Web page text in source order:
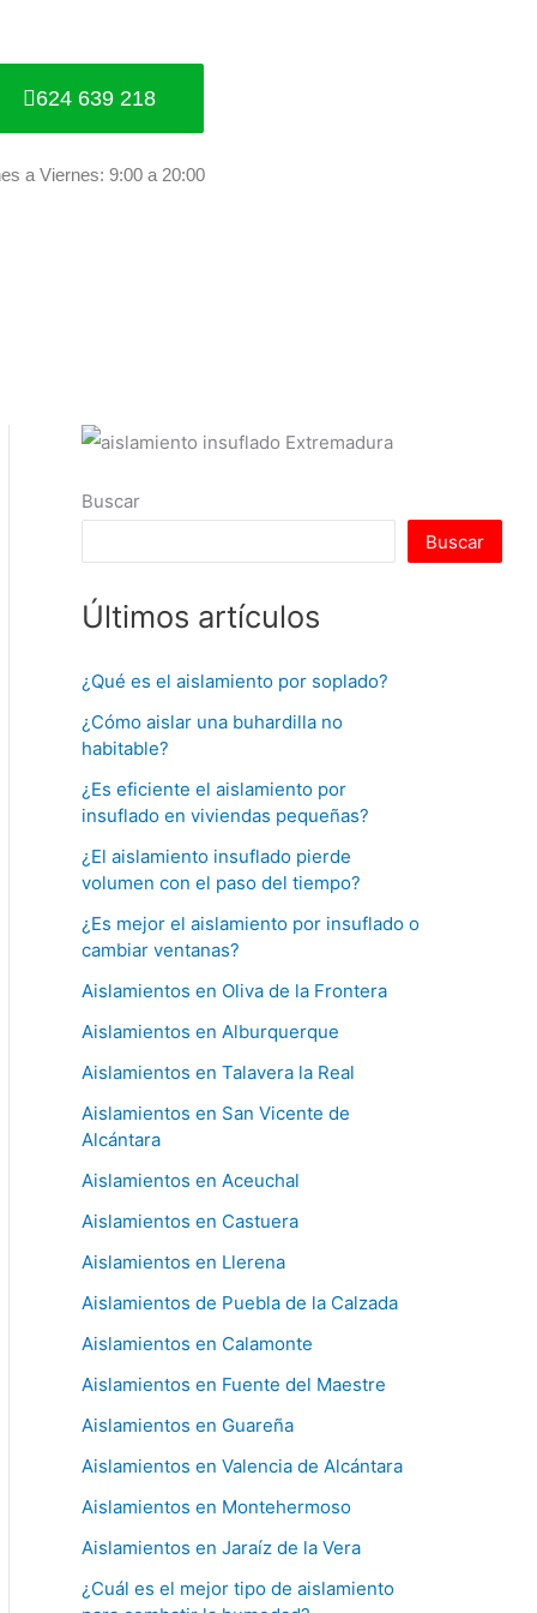
624 639 218
a Viernes: 9:00 a 20:00
Buscar
Buscar
Últimos artículos
¿Qué es el aislamiento por soplado?
¿Cómo aislar una buhardilla no
habitable?
¿Es eficiente el aislamiento por
insuflado en viviendas pequeñas?
¿El aislamiento insuflado pierde
volumen con el paso del tiempo?
¿Es mejor el aislamiento por insuflado o
cambiar ventanas?
Aislamientos en Oliva de la Frontera
Aislamientos en Alburquerque
Aislamientos en Talavera la Real
Aislamientos en San Vicente de
Alcántara
Aislamientos en Aceuchal
Aislamientos en Castuera
Aislamientos en Llerena
Aislamientos de Puebla de la Calzada
Aislamientos en Calamonte
Aislamientos en Fuente del Maestre
Aislamientos en Guareña
Aislamientos en Valencia de Alcántara
Aislamientos en Montehermoso
Aislamientos en Jaraíz de la Vera
¿Cuál es el mejor tipo de aislamiento